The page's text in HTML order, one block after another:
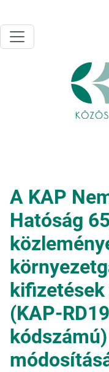
A KAP
Hatóság
kifizetések
(KAP-